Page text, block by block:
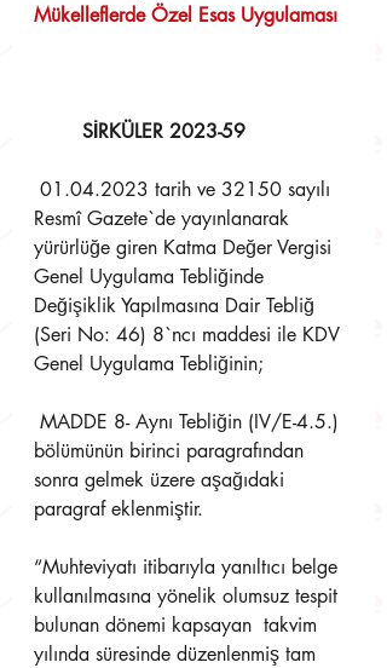
Mükelleflerde Özel Esas Uygulaması
SİRKÜLER 2023-59
Resmî Gazete`de yayınlanarak
yürürlüğe giren Katma Değer Vergisi
Genel Uygulama Tebliğinde
Değişiklik Yapılmasına Dair Tebliğ
(Seri No: 46) 8`ncı maddesi ile KDV
Genel Uygulama Tebliğinin;
bölümünün birinci paragrafından
sonra gelmek üzere aşağıdaki
paragraf eklenmiştir.
“Muhteviyatı itibarıyla yanıltıcı belge
kullanılmasına yönelik olumsuz tespit
bulunan dönemi kapsayan  takvim
yılında süresinde düzenlenmiş tam